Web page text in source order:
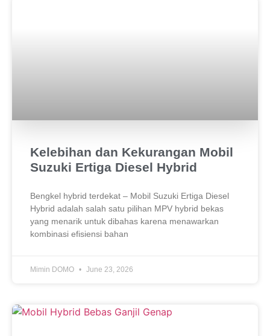
Kelebihan dan Kekurangan Mobil
Suzuki Ertiga Diesel Hybrid
Bengkel hybrid terdekat – Mobil Suzuki Ertiga Diesel
Hybrid adalah salah satu pilihan MPV hybrid bekas
yang menarik untuk dibahas karena menawarkan
kombinasi efisiensi bahan
Mimin DOMO June 23, 2026